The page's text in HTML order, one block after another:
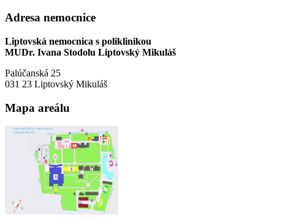
Adresa nemocnice
Liptovská nemocnica s poliklinikou
MUDr. Ivana Stodolu Liptovský Mikuláš
Palúčanská 25
031 23 Liptovský Mikuláš
Mapa areálu